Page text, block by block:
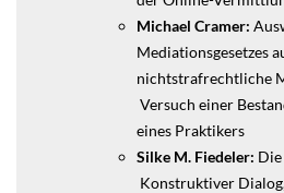
Michael Cramer:
Mediationsgesetzes
nichtstrafrechtliche
Versuch einer
eines Praktikers
Silke M. Fiedeler:
Konstruktiver